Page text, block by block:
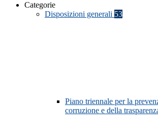
Categorie
Disposizioni generali 53
Piano triennale per la
corruzione e della